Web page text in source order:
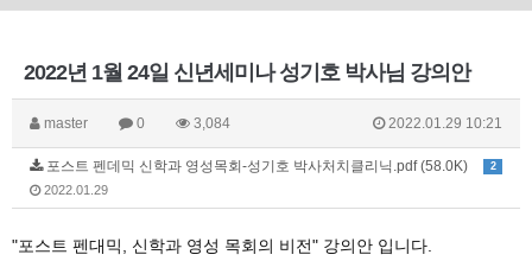
2022년 1월 24일 신년세미나 성기호 박사님 강의안
master 0 3,084 2022.01.29 10:21
2
포스트 펜데믹 신학과 영성목회-성기호 박사처치클리닉.pdf (58.0K)
2022.01.29
"포스트 펜대믹, 신학과 영성 목회의 비전" 강의안 입니다.